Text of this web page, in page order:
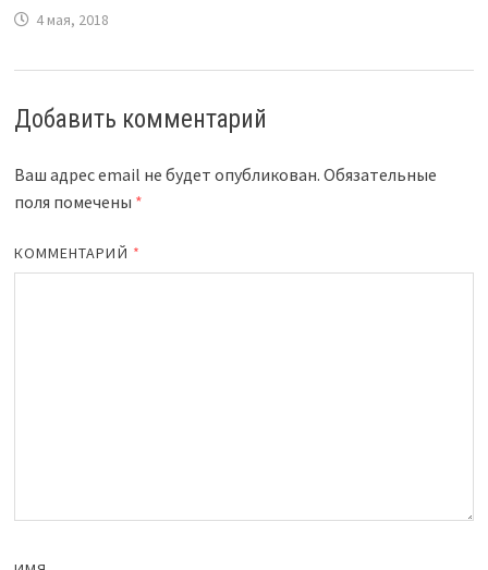
4 мая, 2018
Добавить комментарий
Ваш адрес email не будет опубликован. Обязательные
поля помечены *
КОММЕНТАРИЙ *